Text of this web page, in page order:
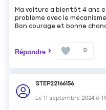
Ma voiture a bientôt 4 ans
problème avec le
Bon courage et bonne
Répondre 0
STEP22166156
Le11 septembre 2024 à